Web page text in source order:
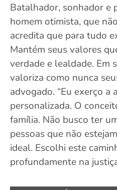
Batalhador, sonhador e
homem otimista, que
acredita que para tudo
Mantém seus valores
verdade e lealdade. Em
valoriza como nunca
advogado. “Eu exerço a
personalizada. O
família. Não busco ter
pessoas que não
ideal. Escolhi este
profundamente na